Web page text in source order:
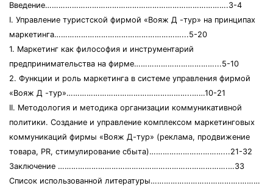
Введение……………………………………………………………………….3-4
I. Управление туристской фирмой «Вояж Д -тур» на принципах
маркетинга…………………………………………………...5-20
1. Маркетинг как философия и инструментарий
предпринимательства на фирме………………………………...5-10
2. Функции и роль маркетинга в системе управления фирмой
«Вояж Д -тур»………………………………………………..……10-21
II. Методология и методика организации коммуникативной
политики. Создание и управление комплексом маркетинговых
коммуникаций фирмы «Вояж Д-тур» (реклама, продвижение
товара, PR, стимулирование сбыта)……………………………...21-32
Заключение ………………………………………………………………….…33
Список использованной литературы………………………………….………